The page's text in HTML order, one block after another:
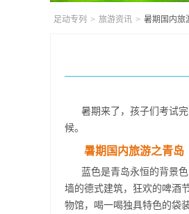
足动专列 > 旅游资讯 > 暑期国内旅
暑期来了，孩子们考试
候。
暑期国内旅游之青岛
蓝色是青岛永恒的背景
墙的德式建筑，狂欢的啤酒
物馆，喝一喝独具特色的袋